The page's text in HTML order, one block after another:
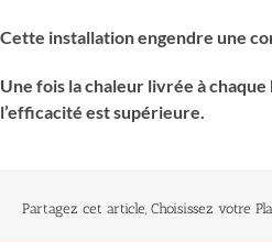
Cette installation engendre une
Une fois la chaleur livrée à
l’efficacité est supérieure.
Partagez cet article, Choisissez votre